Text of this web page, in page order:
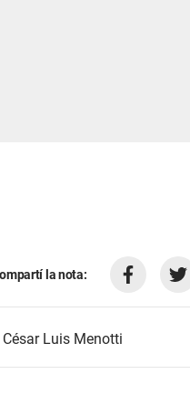
la nota:
César Luis Menotti